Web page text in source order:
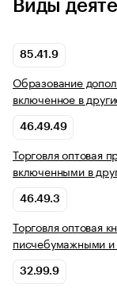
Виды
85.41.9
Образование
включенное в
46.49.49
Торговля оптовая
включенными в
46.49.3
Торговля оптовая
писчебумажными и
32.99.9